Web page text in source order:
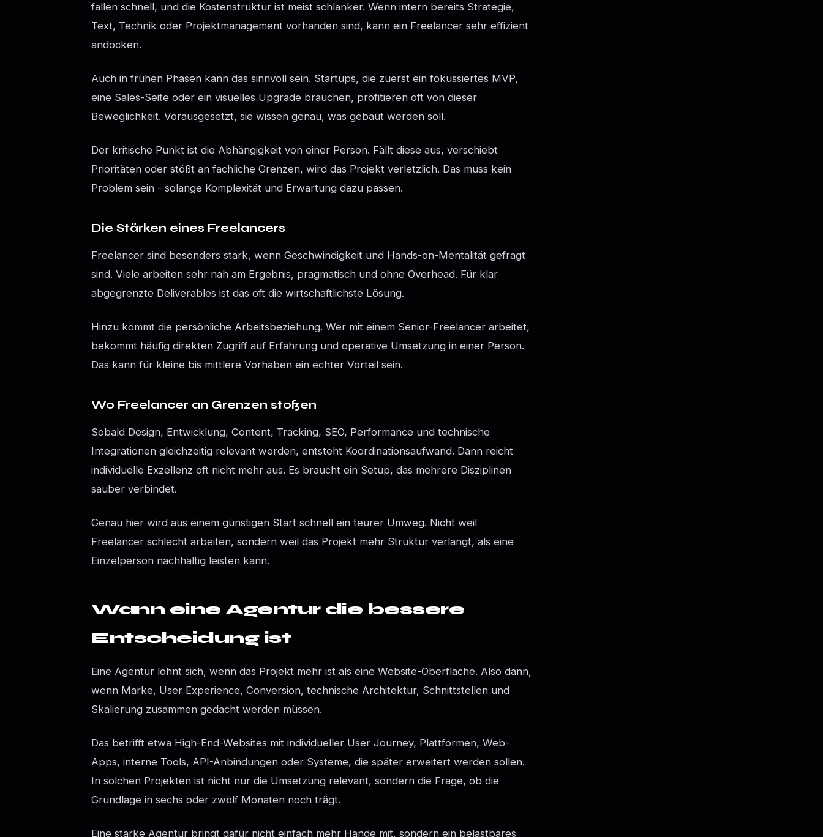
fallen schnell, und die Kostenstruktur ist meist schlanker. Wenn intern bereits Strategie,
Text, Technik oder Projektmanagement vorhanden sind, kann ein Freelancer sehr effizient
andocken.
Auch in frühen Phasen kann das sinnvoll sein. Startups, die zuerst ein fokussiertes MVP,
eine Sales-Seite oder ein visuelles Upgrade brauchen, profitieren oft von dieser
Beweglichkeit. Vorausgesetzt, sie wissen genau, was gebaut werden soll.
Der kritische Punkt ist die Abhängigkeit von einer Person. Fällt diese aus, verschiebt
Prioritäten oder stößt an fachliche Grenzen, wird das Projekt verletzlich. Das muss kein
Problem sein - solange Komplexität und Erwartung dazu passen.
Die Stärken eines Freelancers
Freelancer sind besonders stark, wenn Geschwindigkeit und Hands-on-Mentalität gefragt
sind. Viele arbeiten sehr nah am Ergebnis, pragmatisch und ohne Overhead. Für klar
abgegrenzte Deliverables ist das oft die wirtschaftlichste Lösung.
Hinzu kommt die persönliche Arbeitsbeziehung. Wer mit einem Senior-Freelancer arbeitet,
bekommt häufig direkten Zugriff auf Erfahrung und operative Umsetzung in einer Person.
Das kann für kleine bis mittlere Vorhaben ein echter Vorteil sein.
Wo Freelancer an Grenzen stoßen
Sobald Design, Entwicklung, Content, Tracking, SEO, Performance und technische
Integrationen gleichzeitig relevant werden, entsteht Koordinationsaufwand. Dann reicht
individuelle Exzellenz oft nicht mehr aus. Es braucht ein Setup, das mehrere Disziplinen
sauber verbindet.
Genau hier wird aus einem günstigen Start schnell ein teurer Umweg. Nicht weil
Freelancer schlecht arbeiten, sondern weil das Projekt mehr Struktur verlangt, als eine
Einzelperson nachhaltig leisten kann.
Wann eine Agentur die bessere
Entscheidung ist
Eine Agentur lohnt sich, wenn das Projekt mehr ist als eine Website-Oberfläche. Also dann,
wenn Marke, User Experience, Conversion, technische Architektur, Schnittstellen und
Skalierung zusammen gedacht werden müssen.
Das betrifft etwa High-End-Websites mit individueller User Journey, Plattformen, Web-
Apps, interne Tools, API-Anbindungen oder Systeme, die später erweitert werden sollen.
In solchen Projekten ist nicht nur die Umsetzung relevant, sondern die Frage, ob die
Grundlage in sechs oder zwölf Monaten noch trägt.
Eine starke Agentur bringt dafür nicht einfach mehr Hände mit, sondern ein belastbares